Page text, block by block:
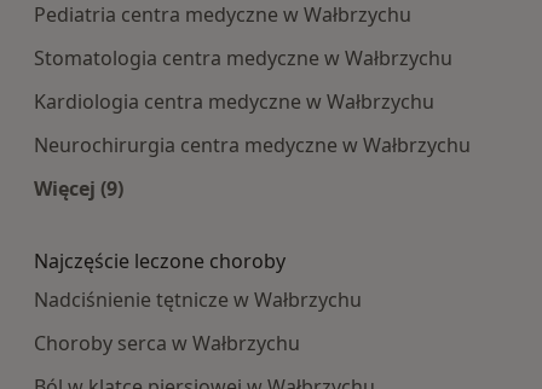
Pediatria centra medyczne w Wałbrzychu
Stomatologia centra medyczne w Wałbrzychu
Kardiologia centra medyczne w Wałbrzychu
Neurochirurgia centra medyczne w Wałbrzychu
Więcej (9)
Najczęście leczone choroby
Nadciśnienie tętnicze w Wałbrzychu
Choroby serca w Wałbrzychu